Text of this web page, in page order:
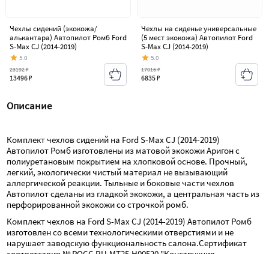
Чехлы сидений (экокожа/
алькантара) Автопилот Ромб Ford
S-Max CJ (2014-2019)
5.0
13496 ₽
23192 ₽
Чехлы на сиденье универсальные
(5 мест экокожа) Автопилот Ford
S-Max CJ (2014-2019)
5.0
6835 ₽
17016 ₽
Описание
Комплект чехлов сидений на Ford S-Max CJ (2014-2019)
Автопилот Ромб изготовлены из матовой экокожи Аригон с
полиуретановым покрытием на хлопковой основе. Прочный,
легкий, экологически чистый материал не вызывающий
аллергической реакции. Тыльные и боковые части чехлов
Автопилот сделаны из гладкой экокожи, а центральная часть из
перфорированной экокожи со строчкой ромб.
Комплект чехлов на Ford S-Max CJ (2014-2019) Автопилот Ромб
изготовлен со всеми технологическими отверстиями и не
нарушает заводскую функциональность салона.Сертификат